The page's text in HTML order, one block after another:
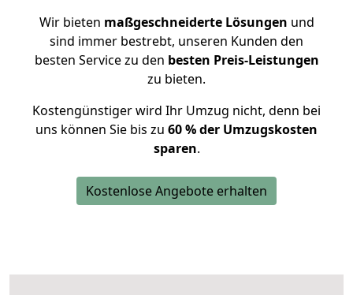
Wir bieten maßgeschneiderte Lösungen und
sind immer bestrebt, unseren Kunden den
besten Service zu den besten Preis-Leistungen
zu bieten.
Kostengünstiger wird Ihr Umzug nicht, denn bei
uns können Sie bis zu 60 % der Umzugskosten
sparen.
Kostenlose Angebote erhalten